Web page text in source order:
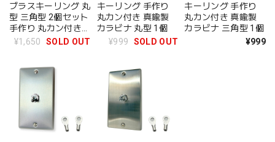
ブラスキーリング 丸
型 三角型 2個セット
手作り 丸カン付き
真鍮製 カラビナ
¥1,650 SOLD OUT
キーリング 手作り
丸カン付き 真鍮製
カラビナ 丸型 1個
¥999
SOLD OUT
キーリング 手作り
丸カン付き 真鍮製
カラビナ 三角型 1個
¥999